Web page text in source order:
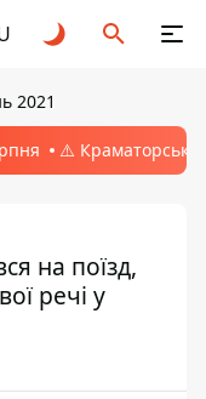
2021
⚠️ Краматорськ,
на поїзд,
речі у